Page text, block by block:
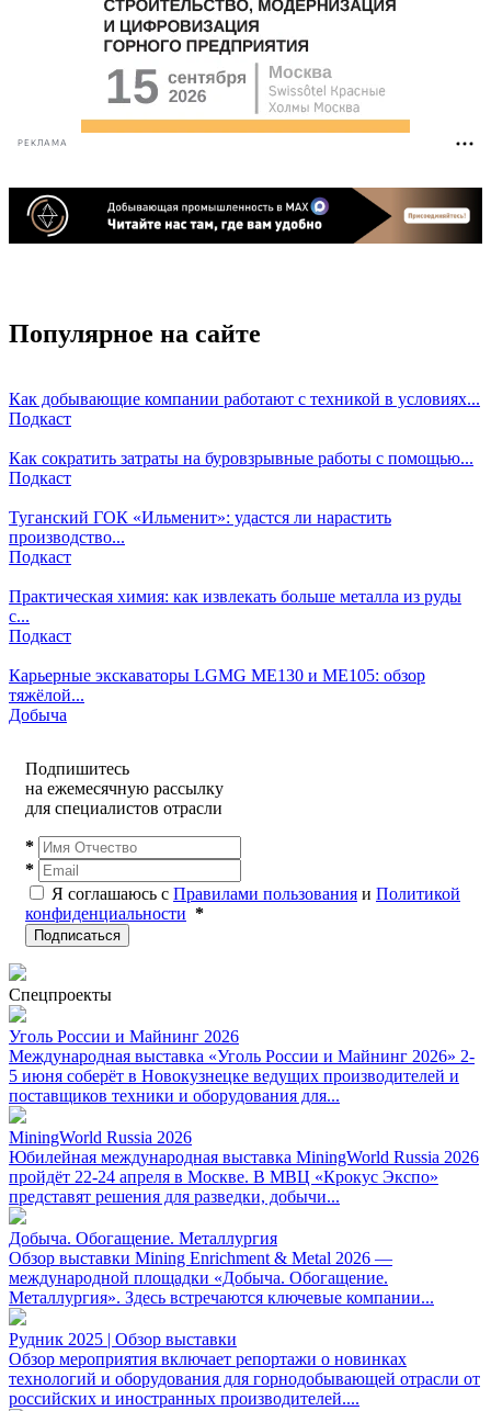
РЕКЛАМА
Популярное на сайте
Как добывающие компании работают с техникой в условиях...
Подкаст
Как сократить затраты на буровзрывные работы с помощью...
Подкаст
Туганский ГОК «Ильменит»: удастся ли нарастить
производство...
Подкаст
Практическая химия: как извлекать больше металла из руды
с...
Подкаст
Карьерные экскаваторы LGMG ME130 и ME105: обзор
тяжёлой...
Добыча
Подпишитесь
на ежемесячную рассылку
для специалистов отрасли
*
*
Я соглашаюсь с Правилами пользования и Политикой
конфиденциальности *
Подписаться
Спецпроекты
Уголь России и Майнинг 2026
Международная выставка «Уголь России и Майнинг 2026» 2-
5 июня соберёт в Новокузнецке ведущих производителей и
поставщиков техники и оборудования для...
MiningWorld Russia 2026
Юбилейная международная выставка MiningWorld Russia 2026
пройдёт 22-24 апреля в Москве. В МВЦ «Крокус Экспо»
представят решения для разведки, добычи...
Добыча. Обогащение. Металлургия
Обзор выставки Mining Enrichment & Metal 2026 —
международной площадки «Добыча. Обогащение.
Металлургия». Здесь встречаются ключевые компании...
Рудник 2025 | Обзор выставки
Обзор мероприятия включает репортажи о новинках
технологий и оборудования для горнодобывающей отрасли от
российских и иностранных производителей....